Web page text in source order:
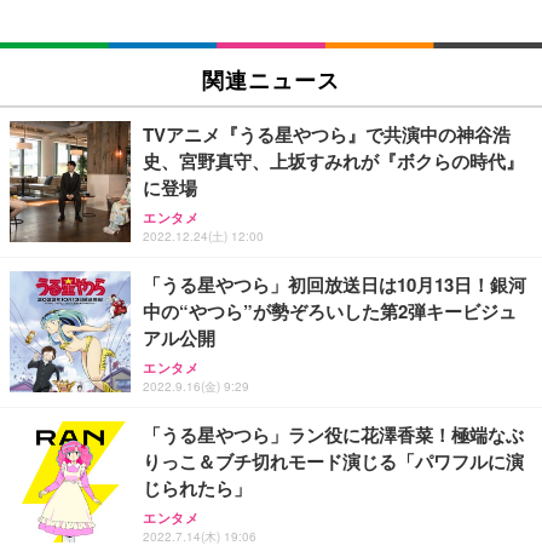
SIHOO B100 オフィスチェア／デスクチェア メッシ
ュチェア 人間工学 疲れない ブラック
￥27,999
Sezlife オフィスチェア デスクチェア 疲れない テレ
ワーク チェア 強化バックレスト 30度ロッキング機
能 人間工学 椅子 腰サポート 90度跳ね上げ式アーム
レスト 3Dヘッドレスト ハンガー付き 高反発クッシ
務用 おしゃれ パソコンチェア (ブラック)
Sezlife オフィスチェア デスクチェア 疲れない テレ
ワーク チェア 強化バックレスト 30度ロッキング機
能 人間工学 椅子 腰サポート 90度跳ね上げ式アーム
レスト 3Dヘッドレスト ハンガー付き 高反発クッシ
務用 おしゃれ パソコンチェア (ホワイト)
￥7,680
ANDWINT オフィスチェア デスクチェア 肘なし メ
ッシュ 通気性 ランバーサポート付き 腰サポート ガ
ス圧無段階昇降 360度回転 キャスター付き コンパク
ト 幅52×奥行58.5×高さ84～96cm テレワーク 在宅
勤務 ブラック
￥4,139
EIZO ビジネス向けプレミアムモニター | FlexScan
￥109,572
【純正品】27"ゲーミングモニター DualSense 充電
フック付き（CFI-ZDM1J）
￥49,979
【整備済み品】Dell E2724HS 27インチ 液晶モニタ
ー フルHD（1920×1080）VA 非光沢 HDMI/DisplayP
ort/VGA スピーカー内蔵 高さ調整 スイベル VESA対
応 ComfortView ビジネス向け
￥15,800
【MiniLED/24.5inch/280Hz/FHD】GRAPHT THE S
HOOTER Gaming Monitor 24” Essential ゲーミン
グモニター QD 24.5インチ 1ms FHD 量子ドット 残
像低減 (3年保証 | 輝点保証 | 日本メーカー)
￥34,980
Amazonベーシック ペットシーツ 厚型 ワイド 42枚
x2袋(84枚) ホワイト(吸収面:ライトブルー)
￥3,234
ネオ・ルーライフ ネオ・オムツ L 中型犬用 26枚入
り 単品
￥1,800
Smart Basic(スマートベーシック) 【Amazon.co.jp
限定】 Smart Basic アイリスオーヤマ ペットシーツ
超厚型 お徳用 ワイド 100枚入 (x 1) (ケース販売)
￥3,670
アイリスオーヤマ ペットシーツ 超厚型 お徳用 レギ
ュラー 200枚入【Amazon.co.jp限定】
￥3,731
関連ニュース
TVアニメ『うる星やつら』で共演中の神谷浩
史、宮野真守、上坂すみれが『ボクらの時代』
に登場
エンタメ
2022.12.24(土) 12:00
「うる星やつら」初回放送日は10月13日！銀河
中の“やつら”が勢ぞろいした第2弾キービジュ
アル公開
エンタメ
2022.9.16(金) 9:29
「うる星やつら」ラン役に花澤香菜！極端なぶ
りっこ＆ブチ切れモード演じる「パワフルに演
じられたら」
エンタメ
2022.7.14(木) 19:06